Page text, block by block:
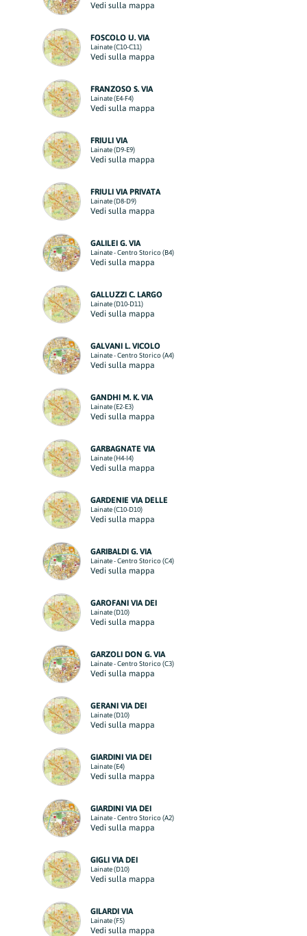
Vedi sulla mappa
FOSCOLO U. VIA
Lainate (C10-C11)
Vedi sulla mappa
FRANZOSO S. VIA
Lainate (E4-F4)
Vedi sulla mappa
FRIULI VIA
Lainate (D9-E9)
Vedi sulla mappa
FRIULI VIA PRIVATA
Lainate (D8-D9)
Vedi sulla mappa
GALILEI G. VIA
Lainate - Centro Storico (B4)
Vedi sulla mappa
GALLUZZI C. LARGO
Lainate (D10-D11)
Vedi sulla mappa
GALVANI L. VICOLO
Lainate - Centro Storico (A4)
Vedi sulla mappa
GANDHI M. K. VIA
Lainate (E2-E3)
Vedi sulla mappa
GARBAGNATE VIA
Lainate (H4-I4)
Vedi sulla mappa
GARDENIE VIA DELLE
Lainate (C10-D10)
Vedi sulla mappa
GARIBALDI G. VIA
Lainate - Centro Storico (C4)
Vedi sulla mappa
GAROFANI VIA DEI
Lainate (D10)
Vedi sulla mappa
GARZOLI DON G. VIA
Lainate - Centro Storico (C3)
Vedi sulla mappa
GERANI VIA DEI
Lainate (D10)
Vedi sulla mappa
GIARDINI VIA DEI
Lainate (E4)
Vedi sulla mappa
GIARDINI VIA DEI
Lainate - Centro Storico (A2)
Vedi sulla mappa
GIGLI VIA DEI
Lainate (D10)
Vedi sulla mappa
GILARDI VIA
Lainate (F5)
Vedi sulla mappa